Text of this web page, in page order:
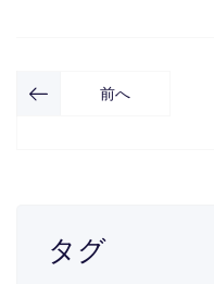
前へ
タグ